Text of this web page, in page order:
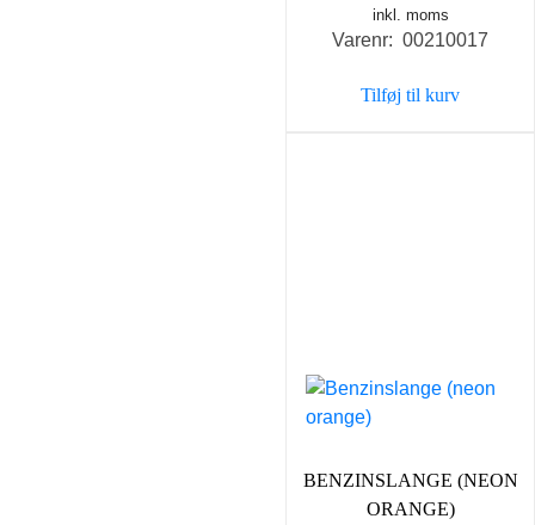
inkl. moms
Varenr: 00210017
Tilføj til kurv
BENZINSLANGE (NEON
ORANGE)